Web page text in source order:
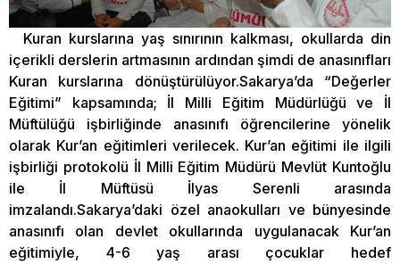
Kuran kurslarına yaş sınırının kalkması, okullarda din
içerikli derslerin artmasının ardından şimdi de anasınıfları
Kuran kurslarına dönüştürülüyor.Sakarya’da “Değerler
Eğitimi” kapsamında; İl Milli Eğitim Müdürlüğü ve İl
Müftülüğü işbirliğinde anasınıfı öğrencilerine yönelik
olarak Kur’an eğitimleri verilecek. Kur’an eğitimi ile ilgili
işbirliği protokolü İl Milli Eğitim Müdürü Mevlüt Kuntoğlu
ile İl Müftüsü İlyas Serenli arasında
imzalandı.Sakarya’daki özel anaokulları ve bünyesinde
anasınıfı olan devlet okullarında uygulanacak Kur’an
eğitimiyle, 4-6 yaş arası çocuklar hedef